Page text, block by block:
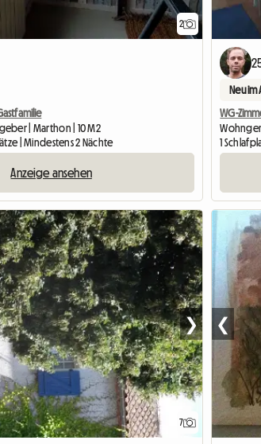
2
| Marthon | 10 M2
| Mindestens 2 Nächte
Anzeige ansehen
Neu
WG-
1
7
❯ ❮